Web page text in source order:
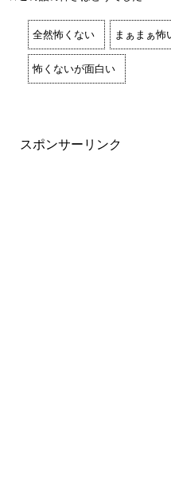
全然怖くない まぁまぁ怖
怖くないが面白い
スポンサーリンク